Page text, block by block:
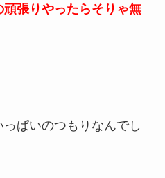
頑張りやったらそりゃ無
ぱいのつもりなんでし